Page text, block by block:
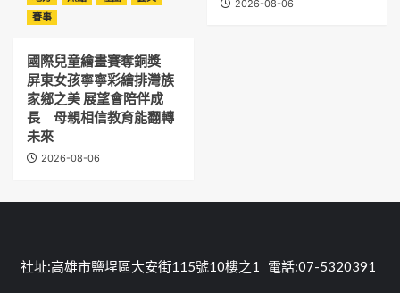
2026-08-06
賽事
國際兒童繪畫賽奪銅獎
屏東女孩寧寧彩繪排灣族
家鄉之美 展望會陪伴成
長 母親相信教育能翻轉
未來
2026-08-06
社址:高雄市鹽埕區大安街115號10樓之1 電話:07-5320391